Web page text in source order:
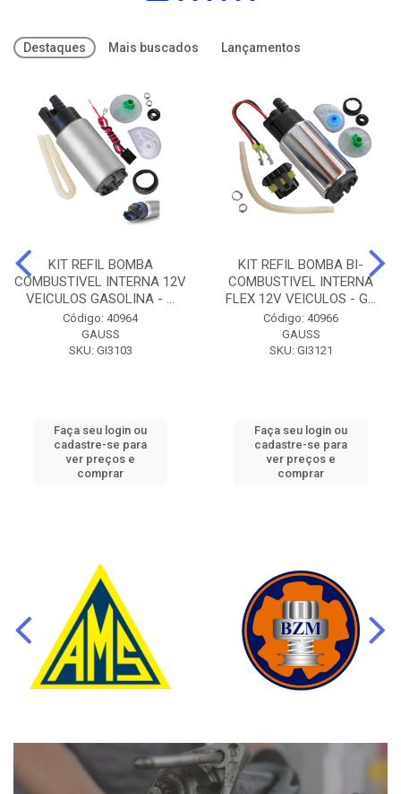
Destaques Mais buscados Lançamentos
KIT REFIL BOMBA
COMBUSTIVEL INTERNA 12V
VEICULOS GASOLINA - ...
Código: 40964
GAUSS
SKU: GI3103
Faça seu login ou
cadastre-se para
ver preços e
comprar
KIT REFIL BOMBA BI-
COMBUSTIVEL INTERNA
FLEX 12V VEICULOS - G...
Código: 40966
GAUSS
SKU: GI3121
Faça seu login ou
cadastre-se para
ver preços e
comprar